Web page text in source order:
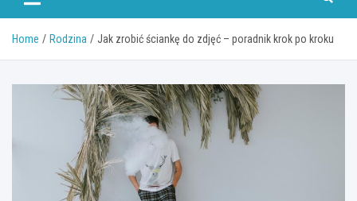
Home Rodzina Jak zrobić ściankę do zdjęć – poradnik krok po kroku